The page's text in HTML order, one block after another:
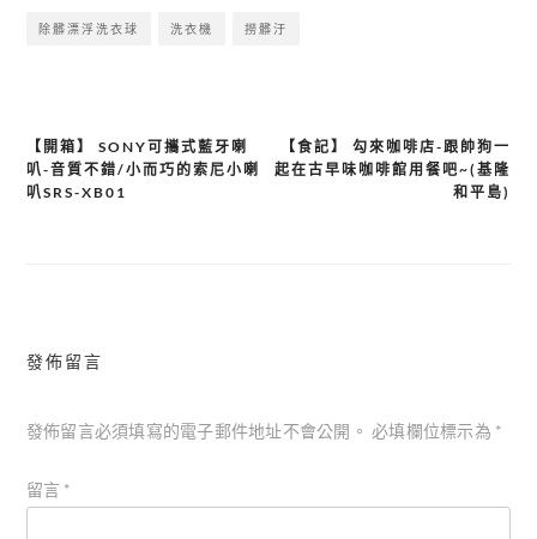
除髒漂浮洗衣球 洗衣機 撈髒汙
文
章
【開箱】 SONY可攜式藍牙喇
叭-音質不錯/小而巧的索尼小喇
叭SRS-XB01
【食記】 勾來咖啡店-跟帥狗一
起在古早味咖啡館用餐吧~(基隆
和平島)
發佈留言
發佈留言必須填寫的電子郵件地址不會公開。 必填欄位標示為 *
留言 *